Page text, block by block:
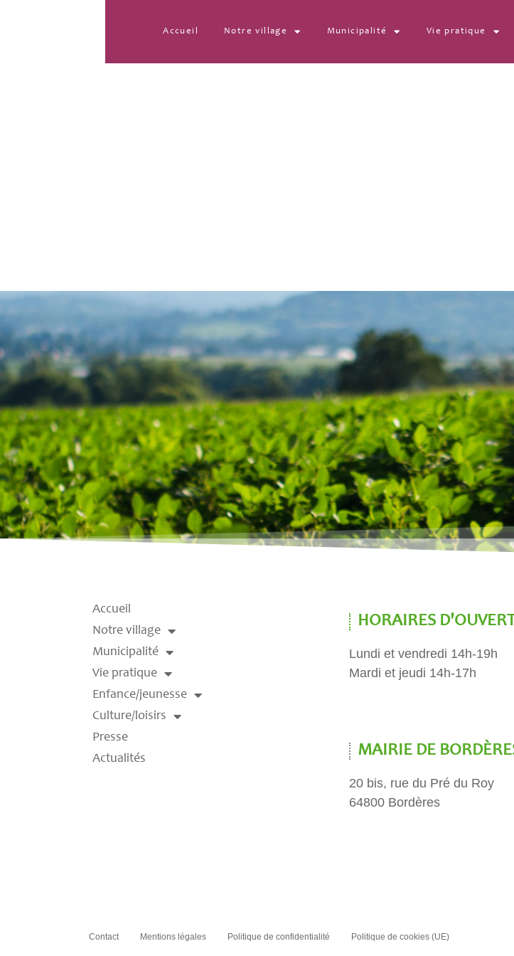
Accueil Notre village Municipalité Vie pratique
Accueil
Notre village
Municipalité
Vie pratique
Enfance/jeunesse
Culture/loisirs
Presse
Actualités
HORAIRES
Lundi et vendredi 14h-19h
Mardi et jeudi 14h-17h
MAIRIE DE
20 bis, rue du Pré du Roy
64800 Bordères
Contact Mentions légales Politique de confidentialité Politique de cookies (UE)